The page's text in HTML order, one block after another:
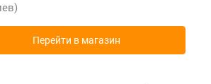
Перейти в магазин